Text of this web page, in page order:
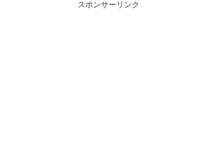
スポンサーリンク